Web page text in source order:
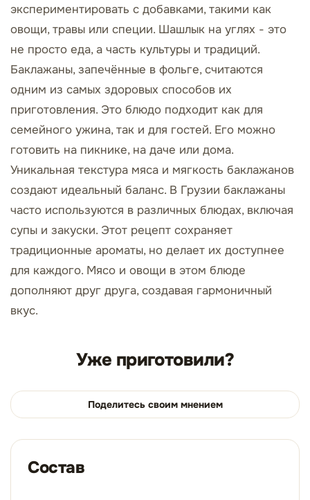
экспериментировать с добавками, такими как
овощи, травы или специи. Шашлык на углях - это
не просто еда, а часть культуры и традиций.
Баклажаны, запечённые в фольге, считаются
одним из самых здоровых способов их
приготовления. Это блюдо подходит как для
семейного ужина, так и для гостей. Его можно
готовить на пикнике, на даче или дома.
Уникальная текстура мяса и мягкость баклажанов
создают идеальный баланс. В Грузии баклажаны
часто используются в различных блюдах, включая
супы и закуски. Этот рецепт сохраняет
традиционные ароматы, но делает их доступнее
для каждого. Мясо и овощи в этом блюде
дополняют друг друга, создавая гармоничный
вкус.
Уже приготовили?
Поделитесь своим мнением
Состав